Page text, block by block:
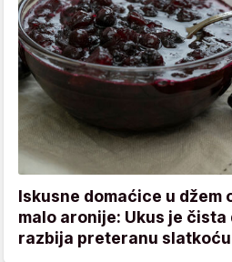
Iskusne domaćice u džem
malo aronije: Ukus je
razbija preteranu slatkoću